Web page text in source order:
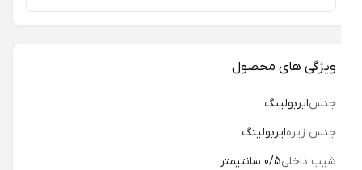
ویژگی های محصول
جنسایربولینگ
جنس زیره ایربولینگ
شیب داخلی0/5 سانتیمتر